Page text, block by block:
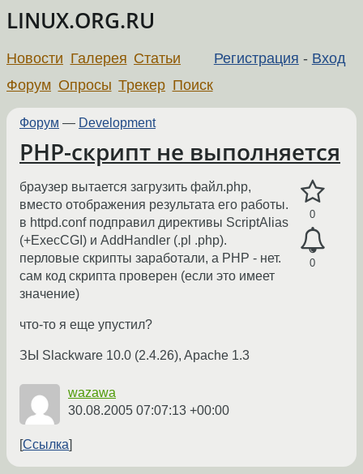
LINUX.ORG.RU
Регистрация - Вход
Новости Галерея Статьи
Форум Опросы Трекер Поиск
Форум — Development
PHP-скрипт не выполняется
0
0
браузер вытается загрузить файл.php,
вместо отображения результата его работы.
в httpd.conf подправил директивы ScriptAlias
(+ExecCGI) и AddHandler (.pl .php).
перловые скрипты заработали, а PHP - нет.
сам код скрипта проверен (если это имеет
значение)
что-то я еще упустил?
ЗЫ Slackware 10.0 (2.4.26), Apache 1.3
wazawa
30.08.2005 07:07:13 +00:00
Ссылка